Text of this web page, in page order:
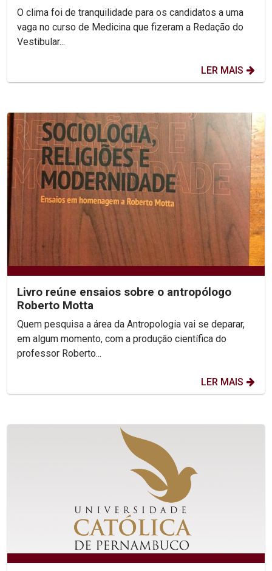
O clima foi de tranquilidade para os candidatos a uma
vaga no curso de Medicina que fizeram a Redação do
Vestibular...
LER MAIS
Livro reúne ensaios sobre o antropólogo
Roberto Motta
Quem pesquisa a área da Antropologia vai se deparar,
em algum momento, com a produção científica do
professor Roberto...
LER MAIS